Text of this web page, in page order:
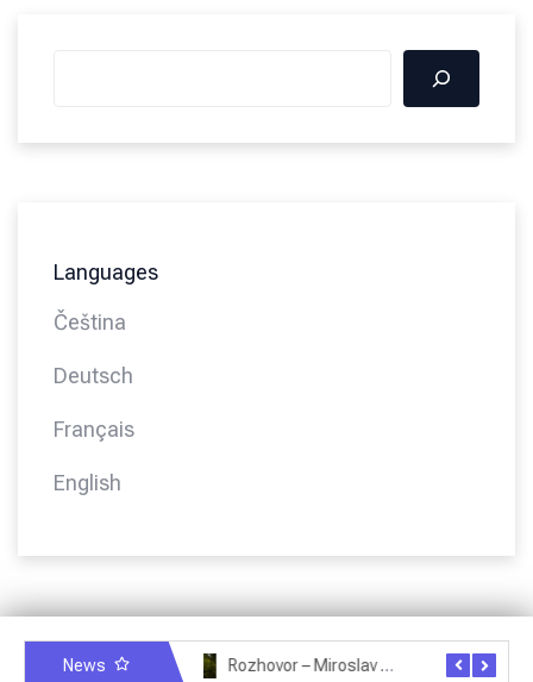
Languages
Čeština
Deutsch
Français
English
News